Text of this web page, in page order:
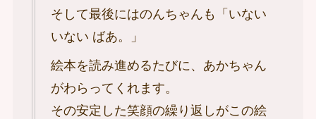
そして最後にはのんちゃんも「いない
いない ばあ。」
絵本を読み進めるたびに、あかちゃん
がわらってくれます。
その安定した笑顔の繰り返しがこの絵